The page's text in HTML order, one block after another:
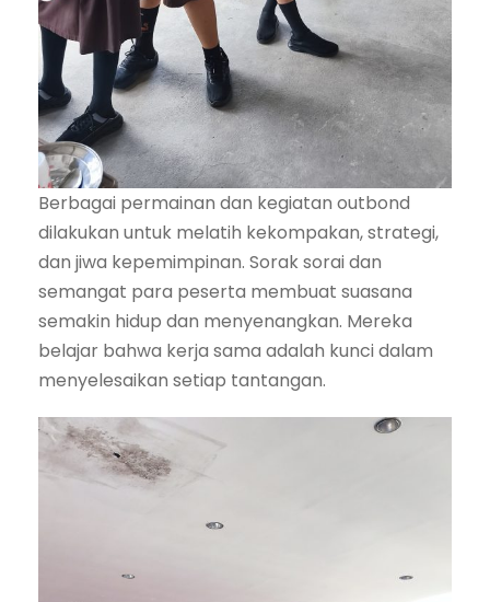
Berbagai permainan dan kegiatan outbond
dilakukan untuk melatih kekompakan, strategi,
dan jiwa kepemimpinan. Sorak sorai dan
semangat para peserta membuat suasana
semakin hidup dan menyenangkan. Mereka
belajar bahwa kerja sama adalah kunci dalam
menyelesaikan setiap tantangan.